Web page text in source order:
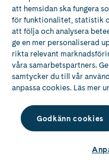
av Läkemedelsverket
att hemsidan ska fungera
för funktionalitet, statistik
att följa och analysera
ge en mer personaliserad
rikta relevant
våra samarbetspartners.
samtycker du till vår
anpassa cookies. Läs mer
Godkänn cookies